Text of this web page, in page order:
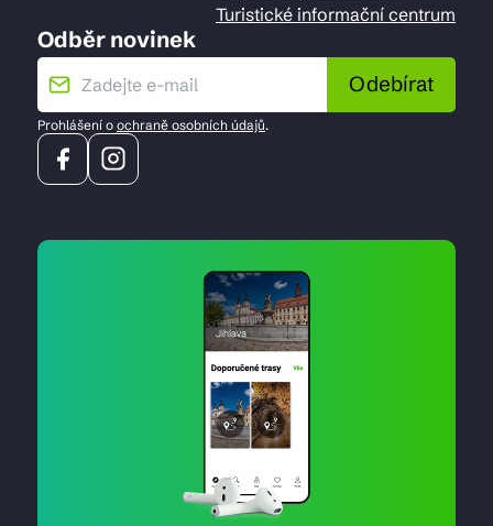
Turistické informační centrum
Odběr novinek
Odebírat
Prohlášení o ochraně osobních údajů.